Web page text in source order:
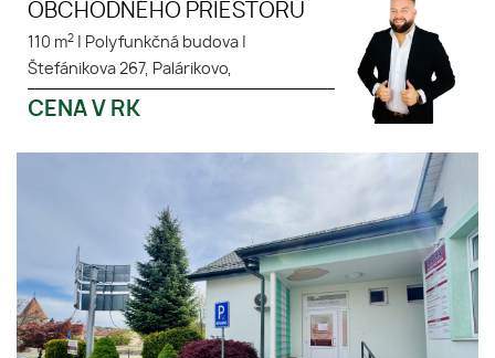
OBCHODNÉHO PRIESTORU
110 m2 Polyfunkčná budova
Štefánikova 267, Palárikovo,
CENA V RK
kancelárske priestory,
Jirásková 16, Bardejov
Virtuálna
prehliadka
prenájom
kancelárske
priestory